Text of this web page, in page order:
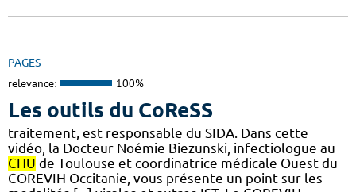
PAGES
relevance: 100%
Les outils du CoReSS
traitement, est responsable du SIDA. Dans cette
vidéo, la Docteur Noémie Biezunski, infectiologue au
CHU de Toulouse et coordinatrice médicale Ouest du
COREVIH Occitanie, vous présente un point sur les